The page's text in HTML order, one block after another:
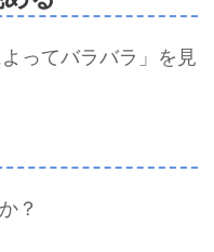
ってバラバラ」を見
？